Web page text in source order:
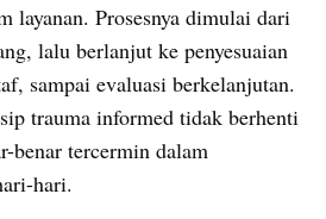
layanan. Prosesnya dimulai dari
lalu berlanjut ke penyesuaian
sampai evaluasi berkelanjutan.
trauma informed tidak berhenti
benar tercermin dalam
hari.